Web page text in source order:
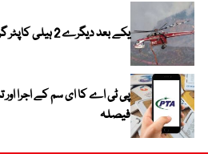
یکے بعد دیگرے 2 ہیلی کاپٹر گر کر تباہ؛ متعدد ہلاکتیں
پی ٹی اے کا ای سم کے اجرا
فیصلہ